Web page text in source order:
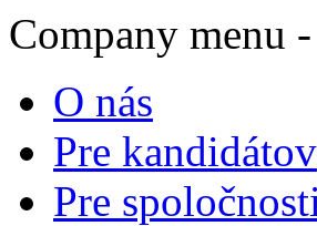
Company menu
O nás
Pre kandidátov
Pre